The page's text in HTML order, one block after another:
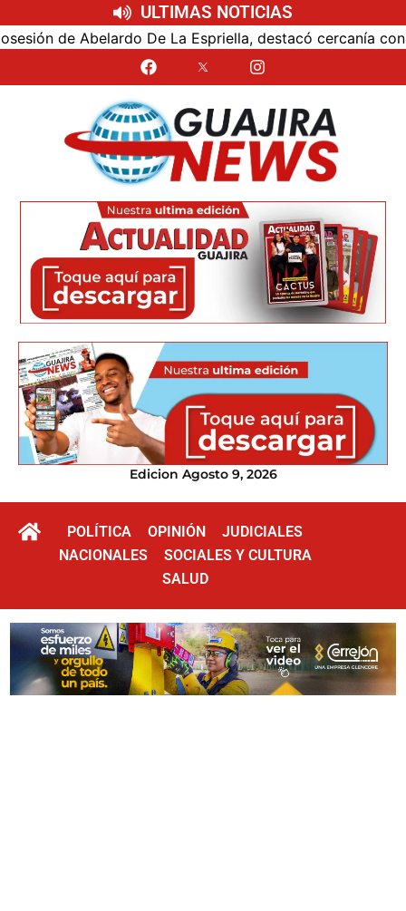
ULTIMAS NOTICIAS
de Abelardo De La Espriella, destacó cercanía con el
Edicion Agosto 9, 2026
POLÍTICA OPINIÓN
JUDICIALES
NACIONALES
SOCIALES Y CULTURA
SALUD